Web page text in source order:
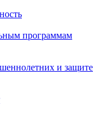
программам
и защите